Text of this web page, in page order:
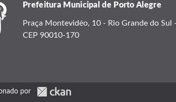
Prefeitura Municipal de Porto Alegre
Praça Montevidéo, 10 - Rio Grande do Sul
CEP 90010-170
por